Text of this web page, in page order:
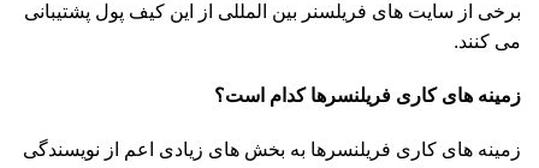
برخی از سایت های فریلسنر بین المللی از این کیف پول پشتیبانی
می کنند.
زمینه های کاری فریلنسرها کدام است؟
زمینه های کاری فریلنسرها به بخش های زیادی اعم از نویسندگی